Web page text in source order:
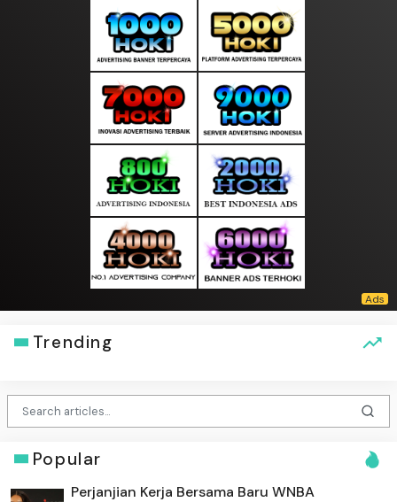
Trending
Popular
Perjanjian Kerja Bersama Baru WNBA